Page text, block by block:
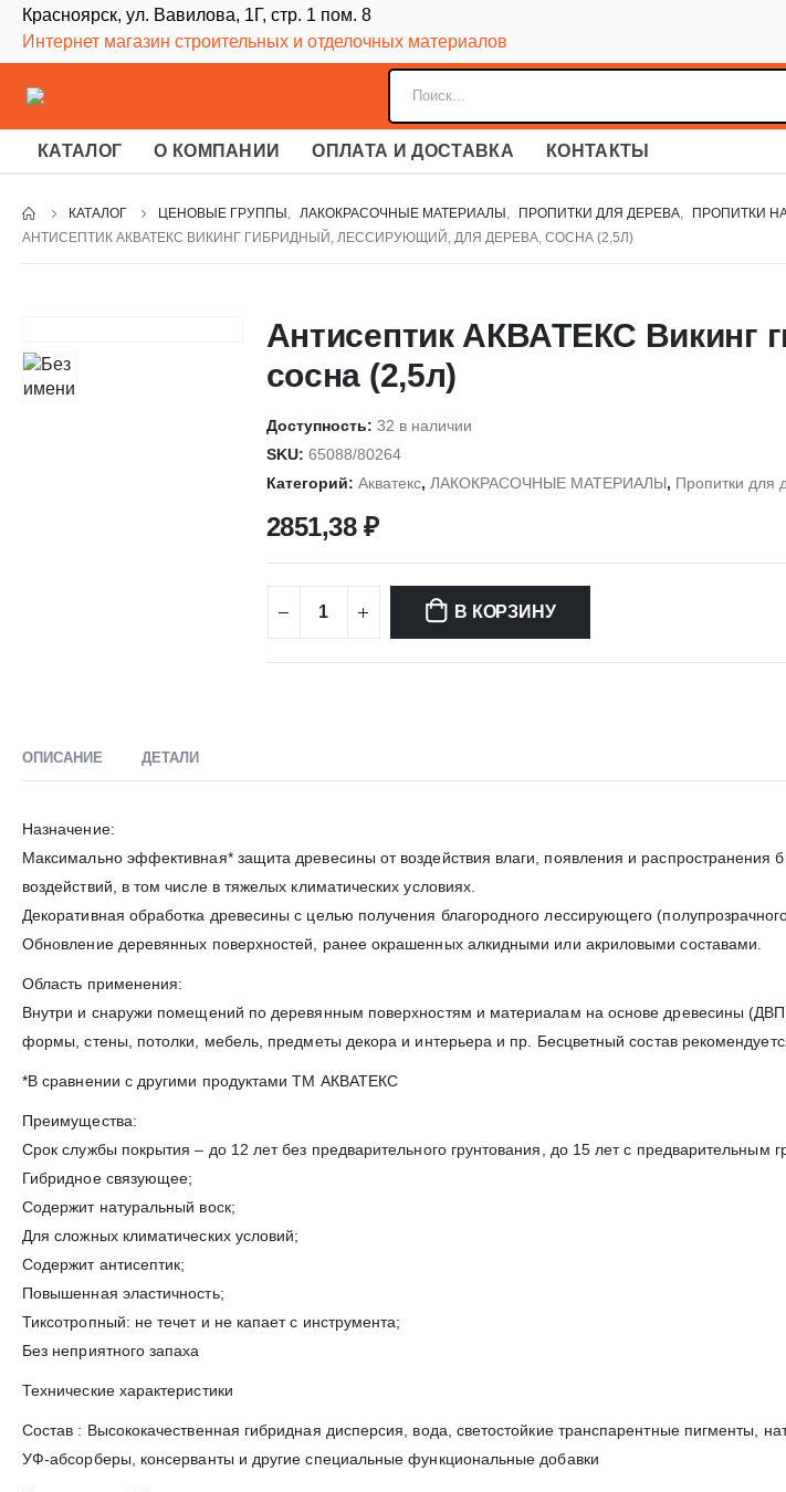
Красноярск, ул. Вавилова, 1Г, стр. 1 пом. 8
Интернет магазин строительных и отделочных материалов
КАТАЛОГ О КОМПАНИИ ОПЛАТА И ДОСТАВКА КОНТАКТЫ
КАТАЛОГ ЦЕНОВЫЕ ГРУППЫ , ЛАКОКРАСОЧНЫЕ МАТЕРИАЛЫ , ПРОПИТКИ ДЛЯ ДЕРЕВА, ПРОПИТКИ
АНТИСЕПТИК АКВАТЕКС ВИКИНГ ГИБРИДНЫЙ, ЛЕССИРУЮЩИЙ, ДЛЯ ДЕРЕВА, СОСНА (2,5Л)
Антисептик АКВАТЕКС Викинг
сосна (2,5л)
Доступность: 32 в наличии
SKU: 65088/80264
Категорий: Акватекс, ЛАКОКРАСОЧНЫЕ МАТЕРИАЛЫ, Пропитки для
2851,38 ₽
В КОРЗИНУ
ОПИСАНИЕ ДЕТАЛИ
Назначение:
Максимально эффективная* защита древесины от воздействия влаги, появления и
воздействий, в том числе в тяжелых климатических условиях.
Декоративная обработка древесины с целью получения благородного лессирующего
Обновление деревянных поверхностей, ранее окрашенных алкидными или акриловыми составами.
Область применения:
Внутри и снаружи помещений по деревянным поверхностям и материалам на основе древесины
формы, стены, потолки, мебель, предметы декора и интерьера и пр. Бесцветный состав
*В сравнении с другими продуктами ТМ АКВАТЕКС
Преимущества:
Срок службы покрытия – до 12 лет без предварительного грунтования, до 15 лет с предварительным
Гибридное связующее;
Содержит натуральный воск;
Для сложных климатических условий;
Содержит антисептик;
Повышенная эластичность;
Тиксотропный: не течет и не капает с инструмента;
Без неприятного запаха
Технические характеристики
Состав : Высококачественная гибридная дисперсия, вода, светостойкие транспарентные пигменты,
УФ-абсорберы, консерванты и другие специальные функциональные добавки